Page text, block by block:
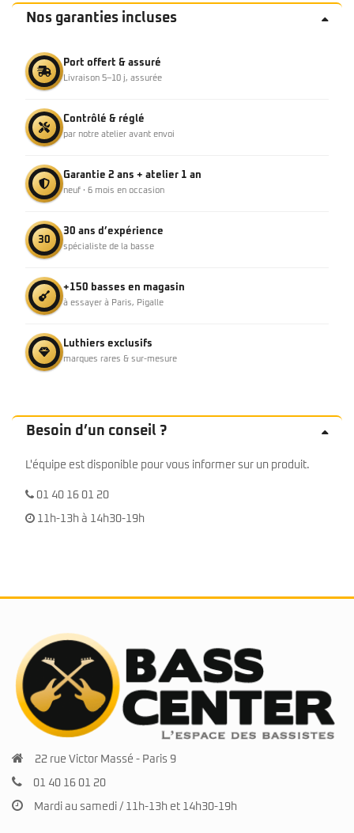
Nos garanties incluses
Port offert & assuré
Livraison 5–10 j, assurée
Contrôlé & réglé
par notre atelier avant envoi
Garantie 2 ans + atelier 1 an
neuf · 6 mois en occasion
30
30 ans d’expérience
spécialiste de la basse
+150 basses en magasin
à essayer à Paris, Pigalle
Luthiers exclusifs
marques rares & sur-mesure
Besoin d’un conseil ?
L'équipe est disponible pour vous informer sur un produit.
01 40 16 01 20
11h-13h à 14h30-19h
22 rue Victor Massé - Paris 9
01 40 16 01 20
Mardi au samedi / 11h-13h et 14h30-19h